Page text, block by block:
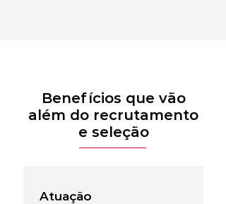
Benefícios que vão
além do recrutamento
e seleção
Atuação